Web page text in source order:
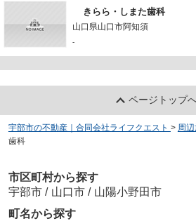
きらら・しまた歯科
山口県山口市阿知須
-
ページトップ
宇部市の不動産｜合同会社ライフクエスト > 周
歯科
市区町村から探す
宇部市 / 山口市 / 山陽小野田市
町名から探す